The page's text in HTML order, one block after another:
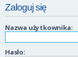
Zaloguj się
Nazwa użytkownika:
Hasło: